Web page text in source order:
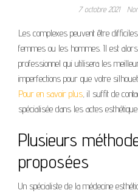
7 octobre 2021
Les complexes peuvent être
femmes ou les hommes. Il est
professionnel qui utilisera les
imperfections pour que votre
Pour en savoir plus, il suffit de
spécialisée dans les actes
Plusieurs
proposées
Un spécialiste de la médecine